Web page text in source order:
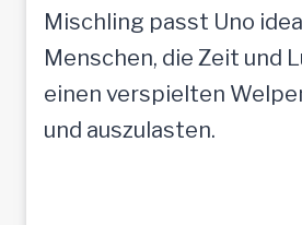
Mischling passt Uno
Menschen, die Zeit und
einen verspielten
und auszulasten.